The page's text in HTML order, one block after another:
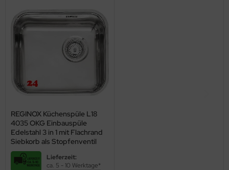
REGINOX Küchenspüle L18
4035 OKG Einbauspüle
Edelstahl 3 in 1 mit Flachrand
Siebkorb als Stopfenventil
Lieferzeit:
ca. 5 - 10 Werktage*